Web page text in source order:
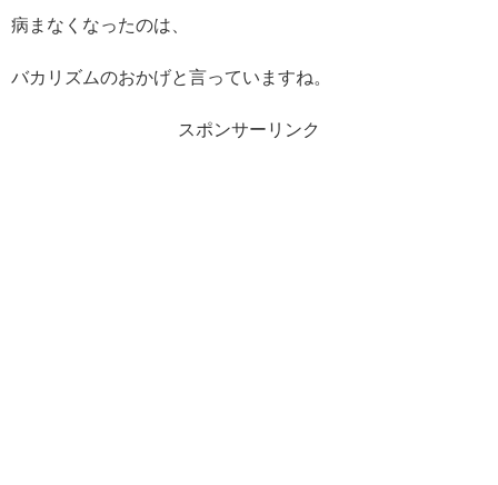
病まなくなったのは、
バカリズムのおかげと言っていますね。
スポンサーリンク